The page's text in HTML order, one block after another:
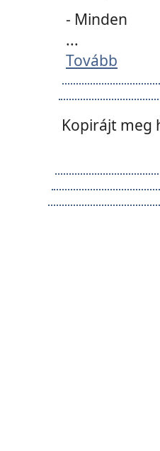
- Minden
...
Tovább
Kopirájt meg